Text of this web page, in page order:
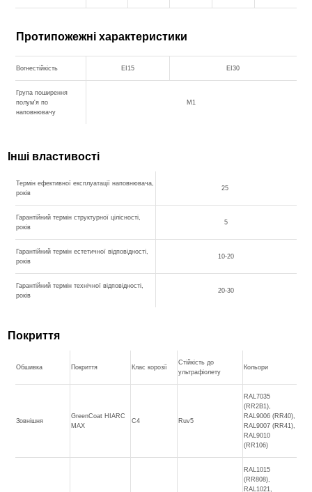
Протипожежні характеристики
Вогнестійкість EI15 EI30
Група поширення
полум'я по
наповнювачу
М1
Інші властивості
Термін ефективної експлуатації наповнювача,
років
25
Гарантійний термін структурної цілісності,
років
5
Гарантійний термін естетичної відповідності,
років
10-20
Гарантійний термін технічної відповідності,
років
20-30
Покриття
Обшивка Покриття Клас корозії
Стійкість до
ультрафіолету
Кольори
Зовнішня
GreenCoat HIARC
MAX
C4 Ruv5
RAL7035
(RR2B1),
RAL9006 (RR40),
RAL9007 (RR41),
RAL9010
(RR106)
RAL1015
(RR808),
RAL1021,